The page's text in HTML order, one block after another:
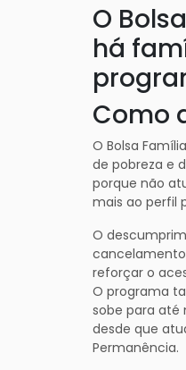
O
há
Como
O Bolsa
de pobreza e
porque não
mais ao perfil
O
cancelamento
reforçar o
O programa
sobe para até
desde que
Permanência.